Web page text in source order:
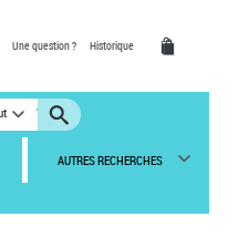
Une question ? Historique
AUTRES RECHERCHES